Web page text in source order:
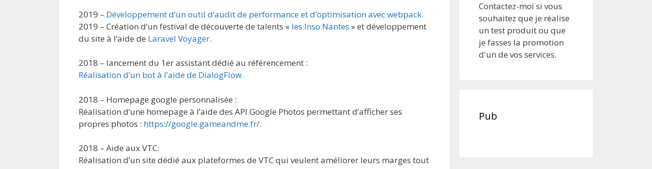
2019 – Développement d’un outil d’audit de performance et d’optimisation avec webpack.
2019 – Création d’un festival de découverte de talents « les Inso Nantes » et développement
du site à l’aide de Laravel Voyager.
2018 – lancement du 1er assistant dédié au référencement :
Réalisation d’un bot à l’aide de DialogFlow.
2018 – Homepage google personnalisée :
Réalisation d’une homepage à l’aide des API Google Photos permettant d’afficher ses
propres photos : https://google.gameandme.fr/.
2018 – Aide aux VTC:
Réalisation d’un site dédié aux plateformes de VTC qui veulent améliorer leurs marges tout
Contactez-moi si vous
souhaitez que je réalise
un test produit ou que
je fasses la promotion
d'un de vos services.
Pub